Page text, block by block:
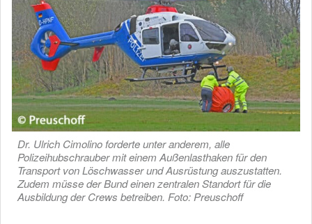
Dr. Ulrich Cimolino forderte unter anderem, alle
Polizeihubschrauber mit einem Außenlasthaken für den
Transport von Löschwasser und Ausrüstung auszustatten.
Zudem müsse der Bund einen zentralen Standort für die
Ausbildung der Crews betreiben. Foto: Preuschoff